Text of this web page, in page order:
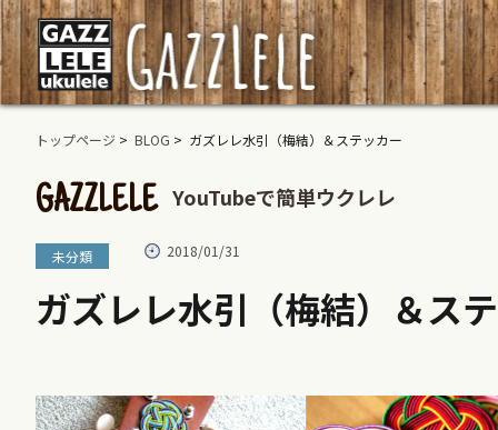
トップページ > BLOG > ガズレレ水引（梅結）＆ステッカー
GAZZLELE YouTubeで簡単ウクレレ
未分類 2018/01/31
ガズレレ水引（梅結）＆ス